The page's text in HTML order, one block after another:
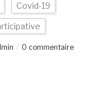
Covid-19
0 commentaire